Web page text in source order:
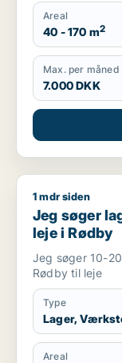
Areal
40 - 170 m2
Max. per måned
7.000 DKK
Jeg søger
1 mdr siden
Jeg søger
leje i Rødby
Jeg søger 10-
Rødby til leje
Type
Lager,
Areal